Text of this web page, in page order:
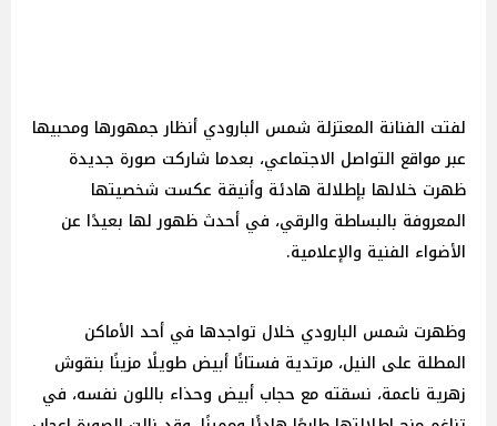
لفتت الفنانة المعتزلة شمس البارودي أنظار جمهورها ومحبيها
عبر مواقع التواصل الاجتماعي، بعدما شاركت صورة جديدة
ظهرت خلالها بإطلالة هادئة وأنيقة عكست شخصيتها
المعروفة بالبساطة والرقي، في أحدث ظهور لها بعيدًا عن
الأضواء الفنية والإعلامية.
وظهرت شمس البارودي خلال تواجدها في أحد الأماكن
المطلة على النيل، مرتدية فستانًا أبيض طويلًا مزينًا بنقوش
زهرية ناعمة، نسقته مع حجاب أبيض وحذاء باللون نفسه، في